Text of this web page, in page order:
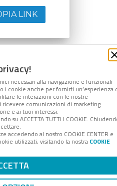
necessari alla navigazione e funzionali
i cookie anche per fornirti un’esperienza
le interazioni con le nostre
comunicazioni di marketing
e ai tuoi interessi.
su ACCETTA TUTTI I COOKIE.
accedendo al nostro COOKIE CENTER e
utilizzati, visitando la nostra COOKIE
LINK